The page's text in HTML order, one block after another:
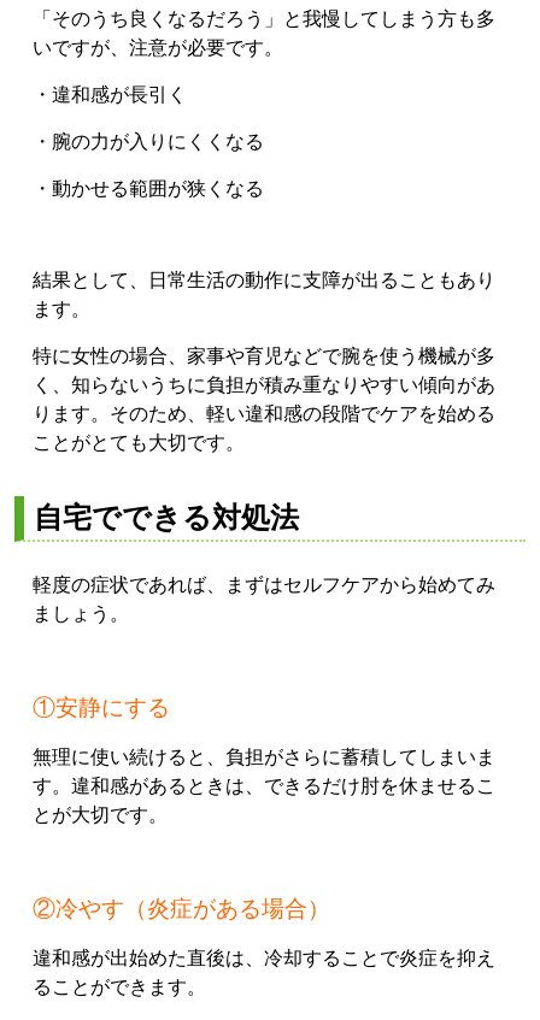
「そのうち良くなるだろう」と我慢してしまう方も多
いですが、注意が必要です。
・違和感が長引く
・腕の力が入りにくくなる
・動かせる範囲が狭くなる
結果として、日常生活の動作に支障が出ることもあり
ます。
特に女性の場合、家事や育児などで腕を使う機械が多
く、知らないうちに負担が積み重なりやすい傾向があ
ります。そのため、軽い違和感の段階でケアを始める
ことがとても大切です。
自宅でできる対処法
軽度の症状であれば、まずはセルフケアから始めてみ
ましょう。
①安静にする
無理に使い続けると、負担がさらに蓄積してしまいま
す。違和感があるときは、できるだけ肘を休ませるこ
とが大切です。
②冷やす（炎症がある場合）
違和感が出始めた直後は、冷却することで炎症を抑え
ることができます。